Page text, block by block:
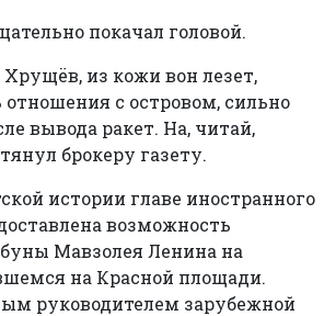
покачал головой.
Хрущёв, из кожи вон лезет,
с островом, сильно
вывода ракет. На, читай,
брокеру газету.
истории главе иностранного
возможность
Мавзолея Ленина на
на Красной площади.
руководителем зарубежной